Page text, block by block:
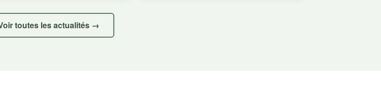
toutes les actualités →